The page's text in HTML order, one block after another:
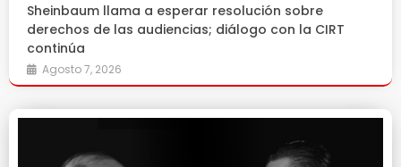
Sheinbaum llama a esperar resolución sobre
derechos de las audiencias; diálogo con la CIRT
continúa
Agosto 7, 2026